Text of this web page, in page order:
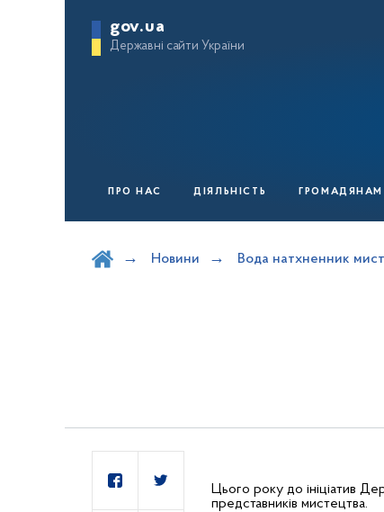
gov.ua
Державні сайти України
ПРО НАС ДІЯЛЬНІСТЬ ГРОМАДЯНАМ
Новини Вода натхненник
Цього року до ініціатив
представників мистецтва.